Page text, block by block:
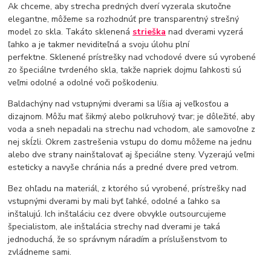
Ak chceme, aby strecha predných dverí vyzerala skutočne
elegantne, môžeme sa rozhodnúť pre transparentný strešný
model zo skla. Takáto sklenená strieška nad dverami vyzerá
ľahko a je takmer neviditeľná a svoju úlohu plní
perfektne. Sklenené prístrešky nad vchodové dvere sú vyrobené
zo špeciálne tvrdeného skla, takže napriek dojmu ľahkosti sú
veľmi odolné a odolné voči poškodeniu.
Baldachýny nad vstupnými dverami sa líšia aj veľkosťou a
dizajnom. Môžu mať šikmý alebo polkruhový tvar; je dôležité, aby
voda a sneh nepadali na strechu nad vchodom, ale samovoľne z
nej skĺzli. Okrem zastrešenia vstupu do domu môžeme na jednu
alebo dve strany nainštalovať aj špeciálne steny. Vyzerajú veľmi
esteticky a navyše chránia nás a predné dvere pred vetrom.
Bez ohľadu na materiál, z ktorého sú vyrobené, prístrešky nad
vstupnými dverami by mali byť ľahké, odolné a ľahko sa
inštalujú. Ich inštaláciu cez dvere obvykle outsourcujeme
špecialistom, ale inštalácia strechy nad dverami je taká
jednoduchá, že so správnym náradím a príslušenstvom to
zvládneme sami.